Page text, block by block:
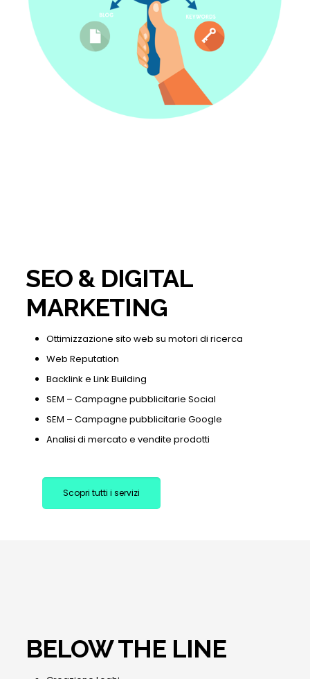
SEO & DIGITAL
MARKETING
Ottimizzazione sito web su motori di ricerca
Web Reputation
Backlink e Link Building
SEM – Campagne pubblicitarie Social
SEM – Campagne pubblicitarie Google
Analisi di mercato e vendite prodotti
Scopri tutti i servizi
BELOW THE LINE